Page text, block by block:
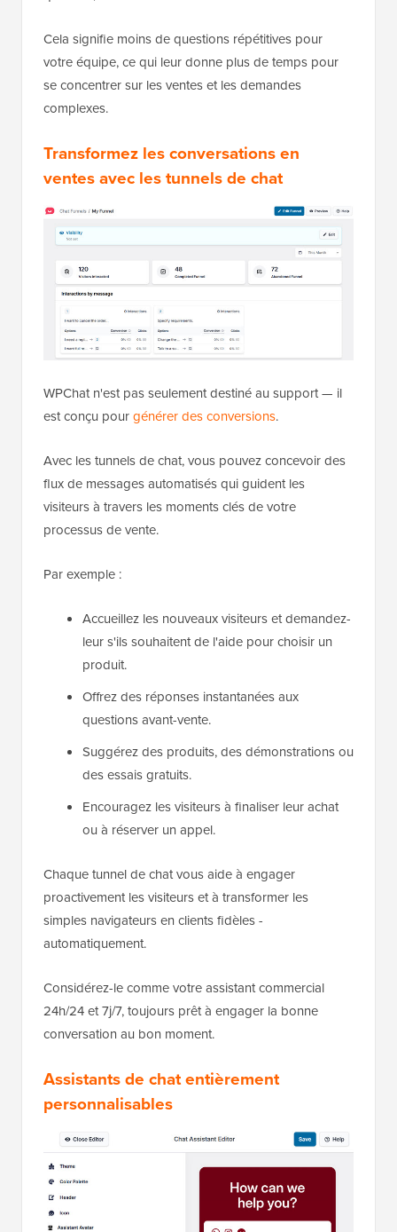
Cela signifie moins de questions répétitives pour
votre équipe, ce qui leur donne plus de temps pour
se concentrer sur les ventes et les demandes
complexes.
Transformez les conversations en
ventes avec les tunnels de chat
WPChat n'est pas seulement destiné au support — il
est conçu pourgénérer des conversions.
Avec les tunnels de chat, vous pouvez concevoir des
flux de messages automatisés qui guident les
visiteurs à travers les moments clés de votre
processus de vente.
Par exemple :
Accueillez les nouveaux visiteurs et demandez-
leur s'ils souhaitent de l'aide pour choisir un
produit.
Offrez des réponses instantanées aux
questions avant-vente.
Suggérez des produits, des démonstrations ou
des essais gratuits.
Encouragez les visiteurs à finaliser leur achat
ou à réserver un appel.
Chaque tunnel de chat vous aide à engager
proactivement les visiteurs et à transformer les
simples navigateurs en clients fidèles -
automatiquement.
Considérez-le comme votre assistant commercial
24h/24 et 7j/7, toujours prêt à engager la bonne
conversation au bon moment.
Assistants de chat entièrement
personnalisables